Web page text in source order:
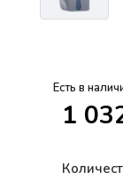
Есть в
1